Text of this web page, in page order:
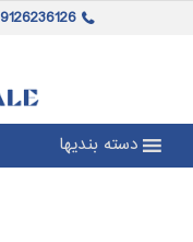
دسته بندیها